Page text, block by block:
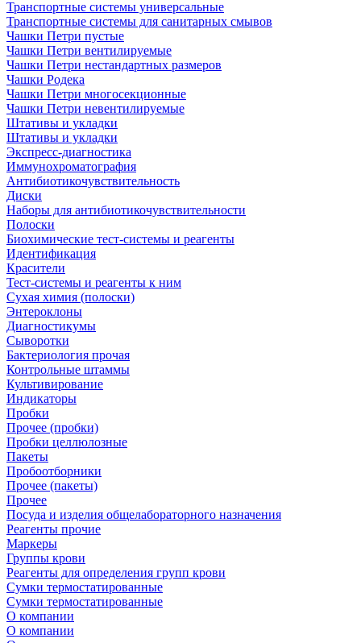
Транспортные системы универсальные
Транспортные системы для санитарных смывов
Чашки Петри пустые
Чашки Петри вентилируемые
Чашки Петри нестандартных размеров
Чашки Родека
Чашки Петри многосекционные
Чашки Петри невентилируемые
Штативы и укладки
Штативы и укладки
Экспресс-диагностика
Иммунохроматография
Антибиотикочувствительность
Диски
Наборы для антибиотикочувствительности
Полоски
Биохимические тест-системы и реагенты
Идентификация
Красители
Тест-системы и реагенты к ним
Сухая химия (полоски)
Энтероклоны
Диагностикумы
Сыворотки
Бактериология прочая
Контрольные штаммы
Культивирование
Индикаторы
Пробки
Прочее (пробки)
Пробки целлюлозные
Пакеты
Пробоотборники
Прочее (пакеты)
Прочее
Посуда и изделия общелабораторного назначения
Реагенты прочие
Маркеры
Группы крови
Реагенты для определения групп крови
Сумки термостатированные
Сумки термостатированные
О компании
О компании